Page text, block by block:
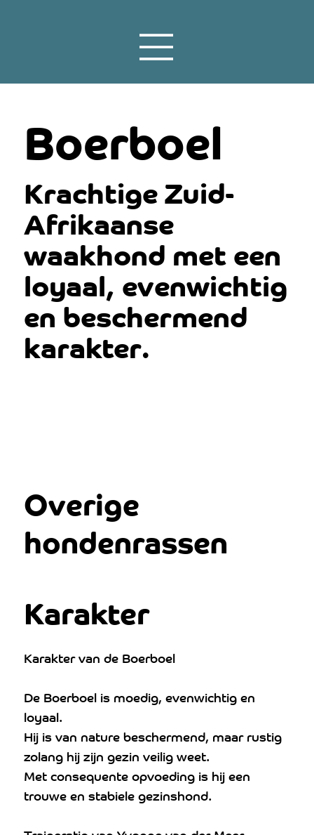
Boerboel
Krachtige Zuid-
Afrikaanse
waakhond met een
loyaal, evenwichtig
en beschermend
karakter.
Overige
hondenrassen
Karakter
Karakter van de Boerboel
De Boerboel is moedig, evenwichtig en
loyaal.
Hij is van nature beschermend, maar rustig
zolang hij zijn gezin veilig weet.
Met consequente opvoeding is hij een
trouwe en stabiele gezinshond.